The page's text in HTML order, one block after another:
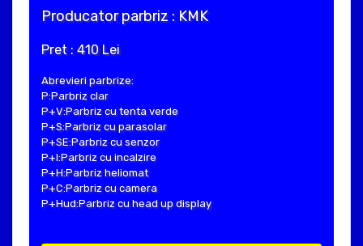
Producator parbriz : KMK
Pret : 410 Lei
Abrevieri parbrize:
P:Parbriz clar
P+V:Parbriz cu tenta verde
P+S:Parbriz cu parasolar
P+SE:Parbriz cu senzor
P+I:Parbriz cu incalzire
P+H:Parbriz heliomat
P+C:Parbriz cu camera
P+Hud:Parbriz cu head up display